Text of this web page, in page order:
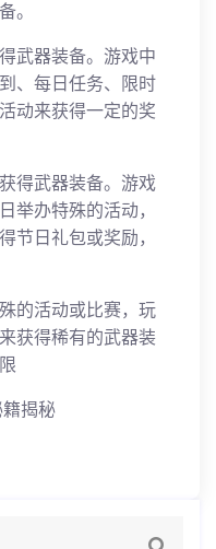
。
武器装备。游戏中
、每日任务、限时
动来获得一定的奖
得武器装备。游戏
举办特殊的活动，
节日礼包或奖励，
的活动或比赛，玩
获得稀有的武器装
揭秘